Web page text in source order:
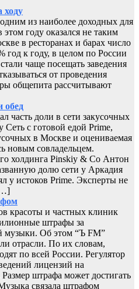
ходу
из наиболее доходных для
этом году оказался не таким
в ресторанах и барах число
год к году, в целом по России
чаще посещать заведения
от проведения
общепита рассчитывают
обед
часть доли в сети закусочных
с готовой едой Prime,
в Москве и оцениваемая
новым совладельцем.
холдинга Pinskiy & Co Антон
долю сети у Аркадия
у истоков Prime. Эксперты не
красоты и частных клиник
штрафы за
музыки. Об этом “Ъ FM”
отрасли. По их словам,
по всей России. Регулятор
лицензий на
штрафа может достигать
связала штрафом